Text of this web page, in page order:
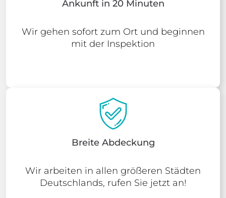
Ankunft in 20 Minuten
Wir gehen sofort zum Ort und beginnen
mit der Inspektion
Breite Abdeckung
Wir arbeiten in allen größeren Städten
Deutschlands, rufen Sie jetzt an!